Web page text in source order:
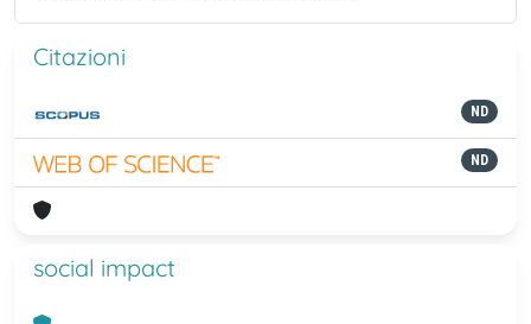
Citazioni
ND
ND
social impact